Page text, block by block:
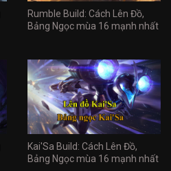
Rumble Build: Cách Lên Đồ,
Bảng Ngọc mùa 16 mạnh nhất
Kai'Sa Build: Cách Lên Đồ,
Bảng Ngọc mùa 16 mạnh nhất